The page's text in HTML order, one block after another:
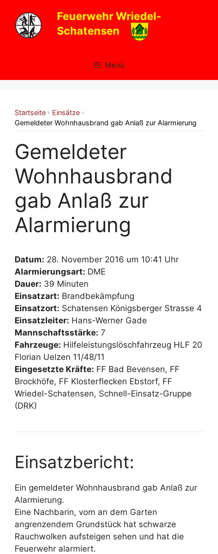
Inhalt
springen
Feuerwehr Wriedel-
Schatensen
Menü
Startseite › Einsätze ›
Gemeldeter Wohnhausbrand gab Anlaß zur Alarmierung
Gemeldeter
Wohnhausbrand
gab Anlaß zur
Alarmierung
Datum: 28. November 2016 um 10:41 Uhr
Alarmierungsart: DME
Dauer: 39 Minuten
Einsatzart: Brandbekämpfung
Einsatzort: Schatensen Königsberger Strasse 4
Einsatzleiter: Hans-Werner Gade
Mannschaftsstärke: 7
Fahrzeuge: Hilfeleistungslöschfahrzeug HLF 20
Florian Uelzen 11/48/11
Eingesetzte Kräfte: FF Bad Bevensen, FF
Brockhöfe, FF Klosterflecken Ebstorf, FF
Wriedel-Schatensen, Schnell-Einsatz-Gruppe
(DRK)
Einsatzbericht:
Ein gemeldeter Wohnhausbrand gab Anlaß zur
Alarmierung.
Eine Nachbarin, vom an dem Garten
angrenzendem Grundstück hat schwarze
Rauchwolken aufsteigen sehen und hat die
Feuerwehr alarmiert.